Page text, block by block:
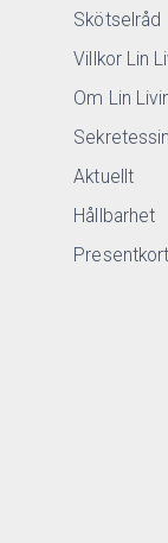
Skötselråd
Villkor Lin
Om Lin
Aktuellt
Hållbarhet
Presentkort